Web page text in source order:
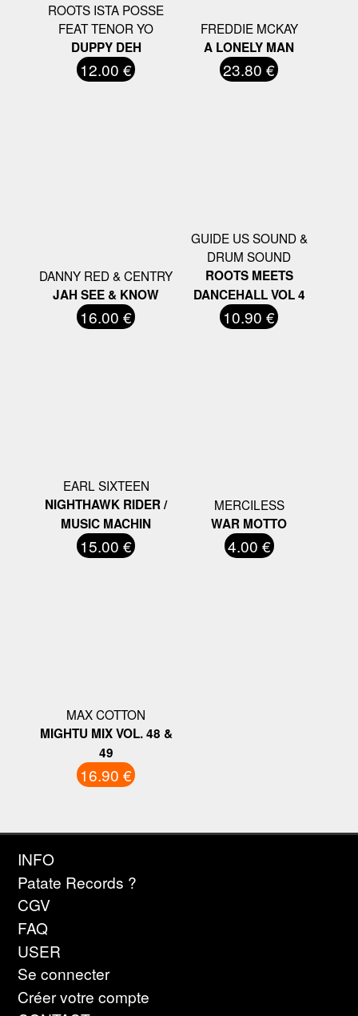
ROOTS ISTA POSSE
FEAT TENOR YO
DUPPY DEH
12.00 €
FREDDIE MCKAY
A LONELY MAN
23.80 €
DANNY RED & CENTRY
JAH SEE & KNOW
16.00 €
GUIDE US SOUND &
DRUM SOUND
ROOTS MEETS
DANCEHALL VOL 4
10.90 €
EARL SIXTEEN
NIGHTHAWK RIDER /
MUSIC MACHIN
15.00 €
MERCILESS
WAR MOTTO
4.00 €
MAX COTTON
MIGHTU MIX VOL. 48 &
49
16.90 €
INFO
Patate Records ?
CGV
FAQ
USER
Se connecter
Créer votre compte